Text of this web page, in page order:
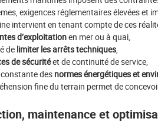
exigences réglementaires élevées et
intervient en tenant compte de ces
d’exploitationen mer ou à quai,
de limiter les arrêts techniques,
de sécuritéet de continuité de service,
des normes énergétiques et
fine du terrain permet de
maintenance et